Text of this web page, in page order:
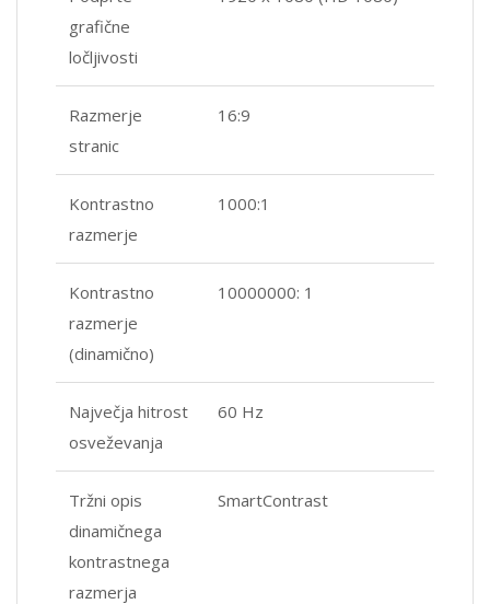
grafične
ločljivosti
Razmerje
stranic
16:9
Kontrastno
razmerje
1000:1
Kontrastno
razmerje
(dinamično)
10000000: 1
Največja hitrost
osveževanja
60 Hz
Tržni opis
dinamičnega
kontrastnega
razmerja
SmartContrast